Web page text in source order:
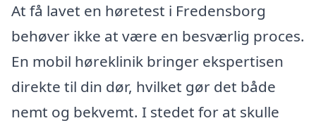
At få lavet en høretest i Fredensborg
behøver ikke at være en besværlig proces.
En mobil høreklinik bringer ekspertisen
direkte til din dør, hvilket gør det både
nemt og bekvemt. I stedet for at skulle